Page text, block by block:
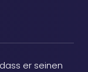
er seinen